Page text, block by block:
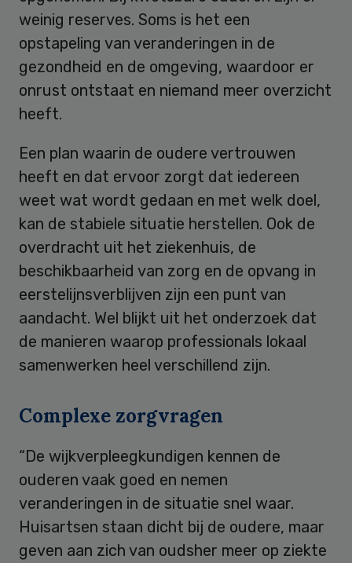
weinig reserves. Soms is het een
opstapeling van veranderingen in de
gezondheid en de omgeving, waardoor er
onrust ontstaat en niemand meer overzicht
heeft.
Een plan waarin de oudere vertrouwen
heeft en dat ervoor zorgt dat iedereen
weet wat wordt gedaan en met welk doel,
kan de stabiele situatie herstellen. Ook de
overdracht uit het ziekenhuis, de
beschikbaarheid van zorg en de opvang in
eerstelijnsverblijven zijn een punt van
aandacht. Wel blijkt uit het onderzoek dat
de manieren waarop professionals lokaal
samenwerken heel verschillend zijn.
Complexe zorgvragen
“De wijkverpleegkundigen kennen de
ouderen vaak goed en nemen
veranderingen in de situatie snel waar.
Huisartsen staan dicht bij de oudere, maar
geven aan zich van oudsher meer op ziekte